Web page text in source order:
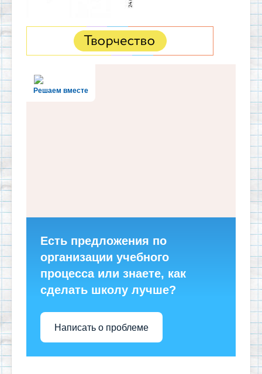
Решаем вместе
Есть предложения по
организации учебного
процесса или знаете, как
сделать школу лучше?
Написать о проблеме